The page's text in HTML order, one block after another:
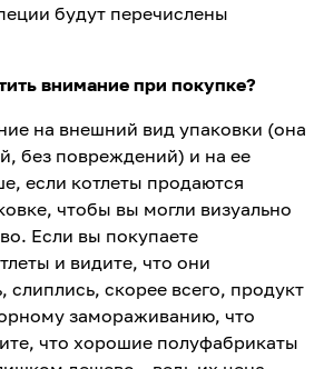
будут перечислены
внимание при покупке?
на внешний вид упаковки (она
без повреждений) и на ее
если котлеты продаются
чтобы вы могли визуально
Если вы покупаете
и видите, что они
скорее всего, продукт
замораживанию, что
что хорошие полуфабрикаты